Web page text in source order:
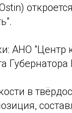
АНО "Центр
в